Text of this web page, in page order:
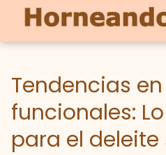
Tendencias
funcionales:
para el